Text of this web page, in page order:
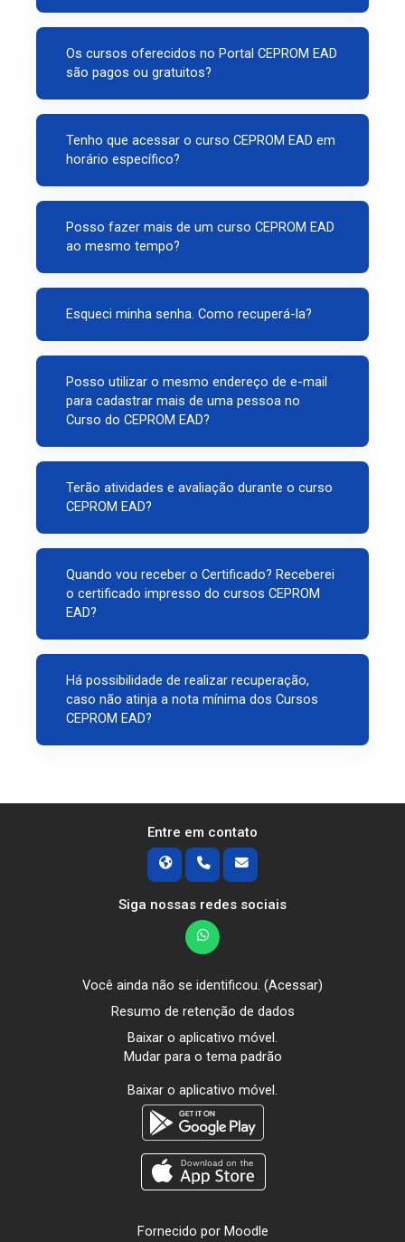
Os cursos oferecidos no Portal CEPROM EAD
são pagos ou gratuitos?
Tenho que acessar o curso CEPROM EAD em
horário específico?
Posso fazer mais de um curso CEPROM EAD
ao mesmo tempo?
Esqueci minha senha. Como recuperá-la?
Posso utilizar o mesmo endereço de e-mail
para cadastrar mais de uma pessoa no
Curso do CEPROM EAD?
Terão atividades e avaliação durante o curso
CEPROM EAD?
Quando vou receber o Certificado? Receberei
o certificado impresso do cursos CEPROM
EAD?
Há possibilidade de realizar recuperação,
caso não atinja a nota mínima dos Cursos
CEPROM EAD?
Entre em contato
Siga nossas redes sociais
Você ainda não se identificou. (Acessar)
Resumo de retenção de dados
Baixar o aplicativo móvel.
Mudar para o tema padrão
Baixar o aplicativo móvel.
Fornecido por Moodle